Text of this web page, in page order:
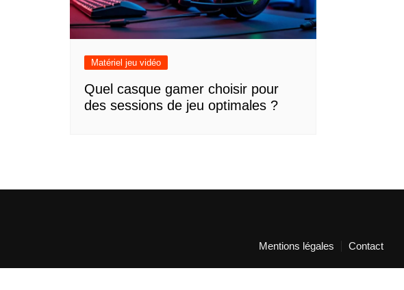
Matériel jeu vidéo
Quel casque gamer choisir pour
des sessions de jeu optimales ?
Mentions légales Contact